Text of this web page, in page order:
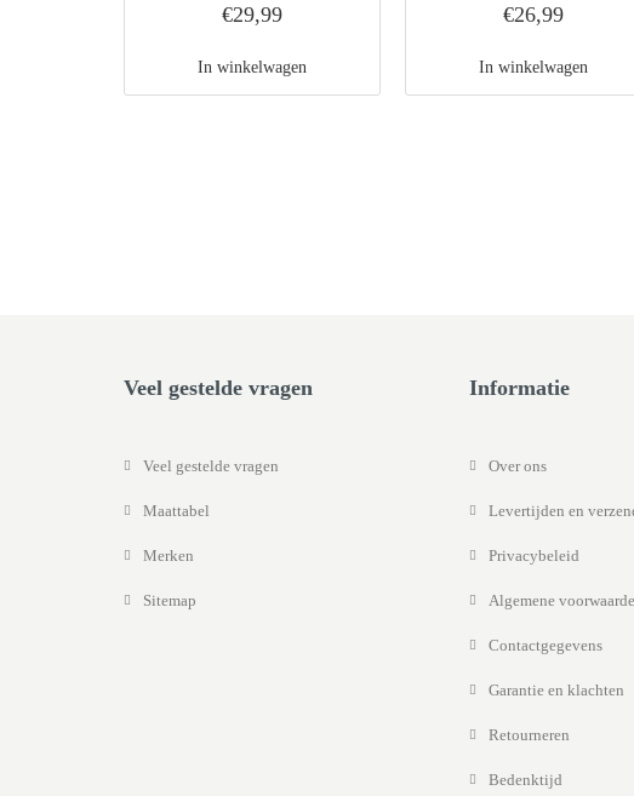
€29,99
In winkelwagen
€26,99
In winkelwagen
Veel gestelde vragen
Veel gestelde vragen
Maattabel
Merken
Sitemap
Informatie
Over ons
Levertijden en
Privacybeleid
Algemene
Contactgegevens
Garantie en klachten
Retourneren
Bedenktijd